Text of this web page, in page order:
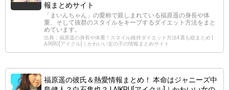
報まとめサイト
「まいんちゃん」の愛称で親しまれている福原遥の身長や体
重、そして抜群のスタイルをキープするダイエット方法をまと
めています。
出典：福原遥の身長や体重！スタイル維持ダイエット方法4選も総まとめ |
AIKRU[アイクル]｜かわいい女の子の情報まとめサイト
福原遥の彼氏＆熱愛情報まとめ！ 本命はジャニーズ中